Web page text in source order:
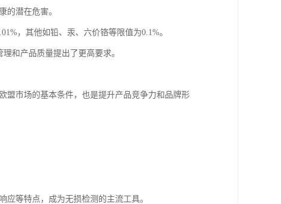
的潜在危害。
，其他如铅、汞、六价铬等限值为0.1%。
和产品质量提出了更高要求。
盟市场的基本条件，也是提升产品竞争力和品牌形
应等特点，成为无损检测的主流工具。